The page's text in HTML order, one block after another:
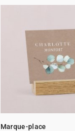
Marque-place